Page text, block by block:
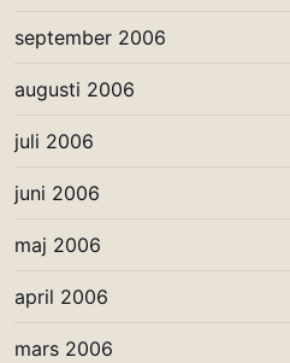
september 2006
augusti 2006
juli 2006
juni 2006
maj 2006
april 2006
mars 2006